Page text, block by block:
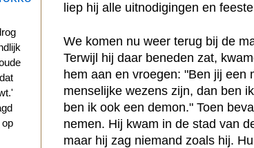
op
liep hij alle uitnodigingen en
We komen nu weer terug bij de
Terwijl hij daar beneden zat,
hem aan en vroegen: "Ben jij een
menselijke wezens zijn, dan ben
ben ik ook een demon." Toen
nemen. Hij kwam in de stad van
maar hij zag niemand zoals hij.